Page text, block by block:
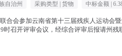
自治州 采购类型 | 货物 中标金额 |
合会参加云南省第十三届残疾人运动会
时召开评审会议，经综合评审后报请州